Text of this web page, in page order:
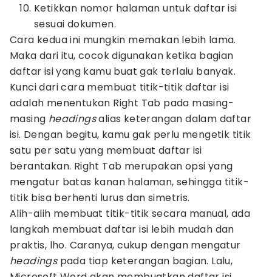
Ketikkan nomor halaman untuk daftar isi
sesuai dokumen.
Cara kedua ini mungkin memakan lebih lama.
Maka dari itu, cocok digunakan ketika bagian
daftar isi yang kamu buat gak terlalu banyak.
Kunci dari cara membuat titik-titik daftar isi
adalah menentukan Right Tab pada masing-
masing headingsalias keterangan dalam daftar
isi. Dengan begitu, kamu gak perlu mengetik titik
satu per satu yang membuat daftar isi
berantakan. Right Tab merupakan opsi yang
mengatur batas kanan halaman, sehingga titik-
titik bisa berhenti lurus dan simetris.
Alih-alih membuat titik-titik secara manual, ada
langkah membuat daftar isi lebih mudah dan
praktis, lho. Caranya, cukup dengan mengatur
headings pada tiap keterangan bagian. Lalu,